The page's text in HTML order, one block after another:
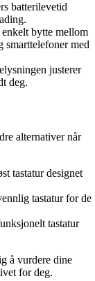
batterilevetid
bytte mellom
smarttelefoner med
justerer
deg.
alternativer når
tastatur designet
tastatur for de
tastatur
å vurdere dine
for deg.